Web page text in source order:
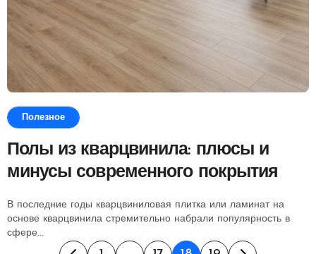
Полезное
Полы из кварцвинила: плюсы и
минусы современного покрытия
В последние годы кварцвиниловая плитка или ламинат на
основе кварцвинила стремительно набрали популярность в
сфере...